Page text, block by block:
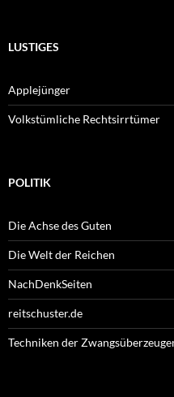
LUSTIGES
Applejünger
Volkstümliche Rechtsirrtümer
POLITIK
Die Achse des Guten
Die Welt der Reichen
NachDenkSeiten
reitschuster.de
Techniken der